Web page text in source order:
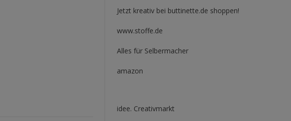
Jetzt kreativ bei buttinette.de shoppen!
www.stoffe.de
Alles für Selbermacher
amazon
idee. Creativmarkt